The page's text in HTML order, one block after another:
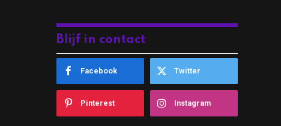
Blijf in contact
Facebook Twitter
Pinterest Instagram